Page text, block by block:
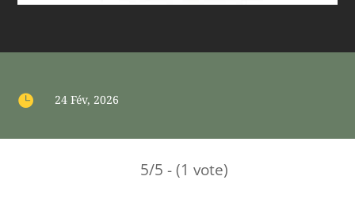
 24 Fév, 2026
5/5 - (1 vote)